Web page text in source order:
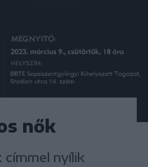
nők
nyílik